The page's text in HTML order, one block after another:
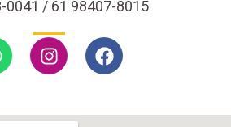
0041 / 61 98407-8015